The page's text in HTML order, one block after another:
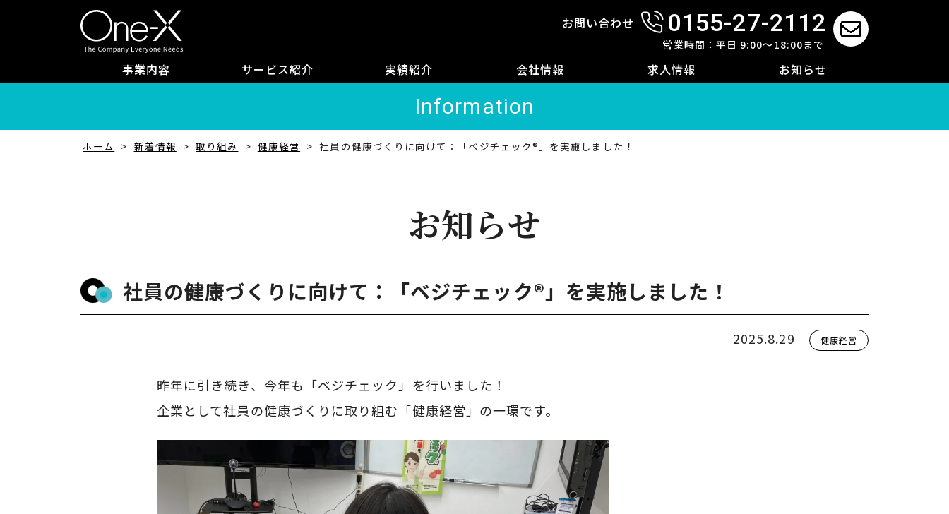
お問い合わせ 0155-27-2112
営業時間：平日 9:00～18:00まで
事業内容 サービス紹介 実績紹介 会社情報 求人情報 お知らせ
Information
ホーム 新着情報 取り組み 健康経営 社員の健康づくりに向けて：「ベジチェック®」を実施しました！
お知らせ
社員の健康づくりに向けて：「ベジチェック®」を実施しました！
2025.8.29 健康経営
昨年に引き続き、今年も「ベジチェック」を行いました！
企業として社員の健康づくりに取り組む「健康経営」の一環です。